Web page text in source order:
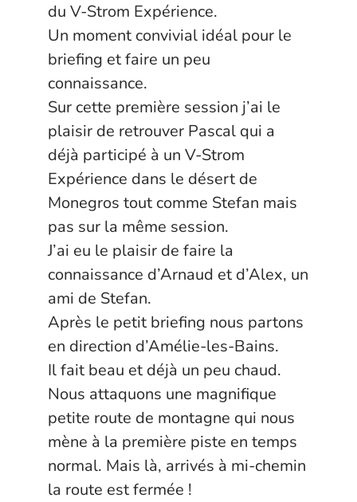
du V-Strom Expérience.
Un moment convivial idéal pour le
briefing et faire un peu
connaissance.
Sur cette première session j’ai le
plaisir de retrouver Pascal qui a
déjà participé à un V-Strom
Expérience dans le désert de
Monegros tout comme Stefan mais
pas sur la même session.
J’ai eu le plaisir de faire la
connaissance d’Arnaud et d’Alex, un
ami de Stefan.
Après le petit briefing nous partons
en direction d’Amélie-les-Bains.
Il fait beau et déjà un peu chaud.
Nous attaquons une magnifique
petite route de montagne qui nous
mène à la première piste en temps
normal. Mais là, arrivés à mi-chemin
la route est fermée !